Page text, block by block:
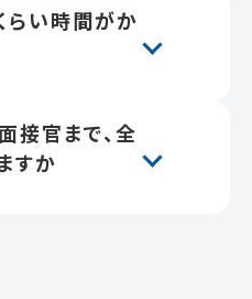
らい時間がか
接官まで、全
すか